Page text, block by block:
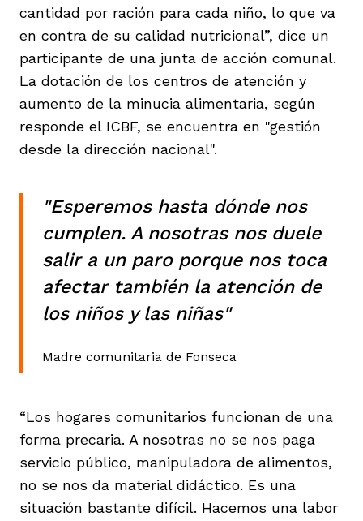
cantidad por ración para cada niño, lo que va
en contra de su calidad nutricional”, dice un
participante de una junta de acción comunal.
La dotación de los centros de atención y
aumento de la minucia alimentaria, según
responde el ICBF, se encuentra en "gestión
desde la dirección nacional".
"Esperemos hasta dónde nos
cumplen. A nosotras nos duele
salir a un paro porque nos toca
afectar también la atención de
los niños y las niñas"
Madre comunitaria de Fonseca
“Los hogares comunitarios funcionan de una
forma precaria. A nosotras no se nos paga
servicio público, manipuladora de alimentos,
no se nos da material didáctico. Es una
situación bastante difícil. Hacemos una labor